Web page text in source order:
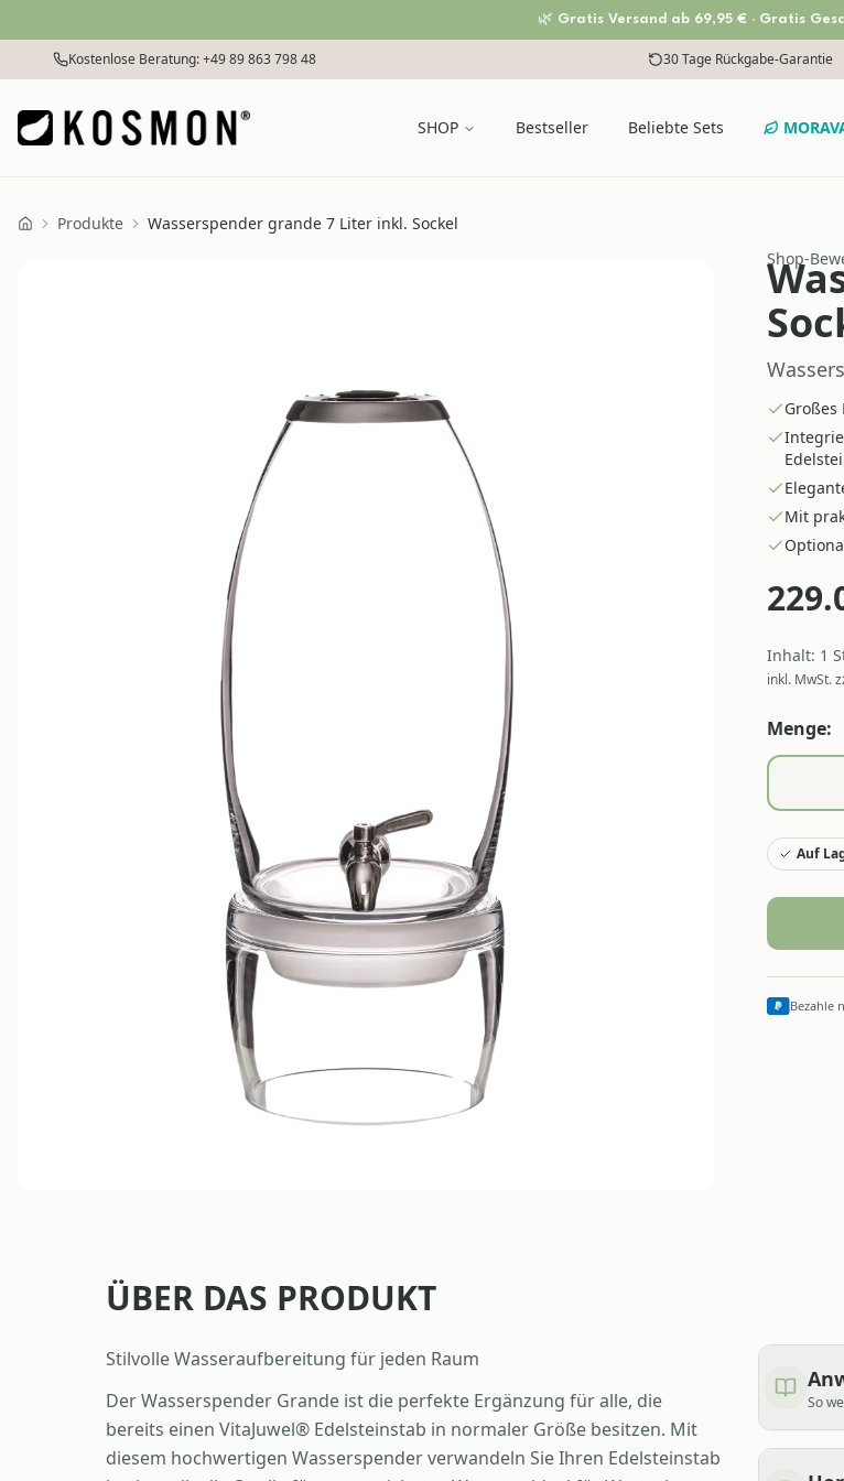
🌿 Gratis Versand ab 69,95 € · Gratis
Zum Inhalt springen
Kostenlose Beratung: +49 89 863 798 48 30 Tage Rückgabe-Garantie
SHOP Bestseller Beliebte Sets
HomeProdukte
Wasserspender grande 7 Liter inkl. Sockel
Shop-
Mit
Inhalt: 1
inkl. MwSt.
Menge:
Auf
Bezahle
ÜBER DAS PRODUKT
Stilvolle Wasseraufbereitung für jeden Raum
Der Wasserspender Grande ist die perfekte Ergänzung für alle, die
bereits einen VitaJuwel® Edelsteinstab in normaler Größe besitzen. Mit
diesem hochwertigen Wasserspender verwandeln Sie Ihren Edelsteinstab
So